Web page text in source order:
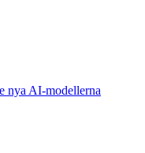
nya AI-modellerna